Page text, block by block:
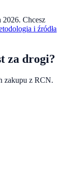
2026. Chcesz
i źródła
za drogi?
zakupu z RCN.